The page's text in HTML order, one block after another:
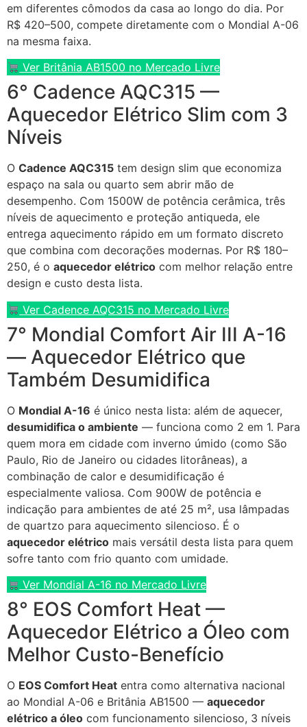
em diferentes cômodos da casa ao longo do dia. Por
R$ 420–500, compete diretamente com o Mondial A-06
na mesma faixa.
Ver Britânia AB1500 no Mercado Livre
6° Cadence AQC315 —
Aquecedor Elétrico Slim com 3
Níveis
O Cadence AQC315 tem design slim que economiza
espaço na sala ou quarto sem abrir mão de
desempenho. Com 1500W de potência cerâmica, três
níveis de aquecimento e proteção antiqueda, ele
entrega aquecimento rápido em um formato discreto
que combina com decorações modernas. Por R$ 180–
250, é o aquecedor elétrico com melhor relação entre
design e custo desta lista.
Ver Cadence AQC315 no Mercado Livre
7° Mondial Comfort Air III A-16
— Aquecedor Elétrico que
Também Desumidifica
O Mondial A-16 é único nesta lista: além de aquecer,
desumidifica o ambiente — funciona como 2 em 1. Para
quem mora em cidade com inverno úmido (como São
Paulo, Rio de Janeiro ou cidades litorâneas), a
combinação de calor e desumidificação é
especialmente valiosa. Com 900W de potência e
indicação para ambientes de até 25 m², usa lâmpadas
de quartzo para aquecimento silencioso. É o
aquecedor elétrico mais versátil desta lista para quem
sofre tanto com frio quanto com umidade.
Ver Mondial A-16 no Mercado Livre
8° EOS Comfort Heat —
Aquecedor Elétrico a Óleo com
Melhor Custo-Benefício
O EOS Comfort Heat entra como alternativa nacional
ao Mondial A-06 e Britânia AB1500 — aquecedor
elétrico a óleo com funcionamento silencioso, 3 níveis